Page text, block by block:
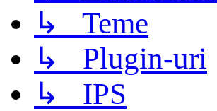
↳ Teme
↳ Plugin-uri
↳ IPS